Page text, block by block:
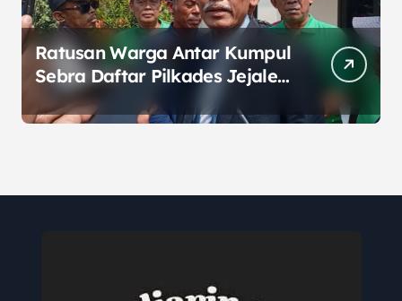
Ratusan Warga Antar Kumpul
Sebra Daftar Pilkades Jejalen
Jaya, Serukan Pemilu Damai